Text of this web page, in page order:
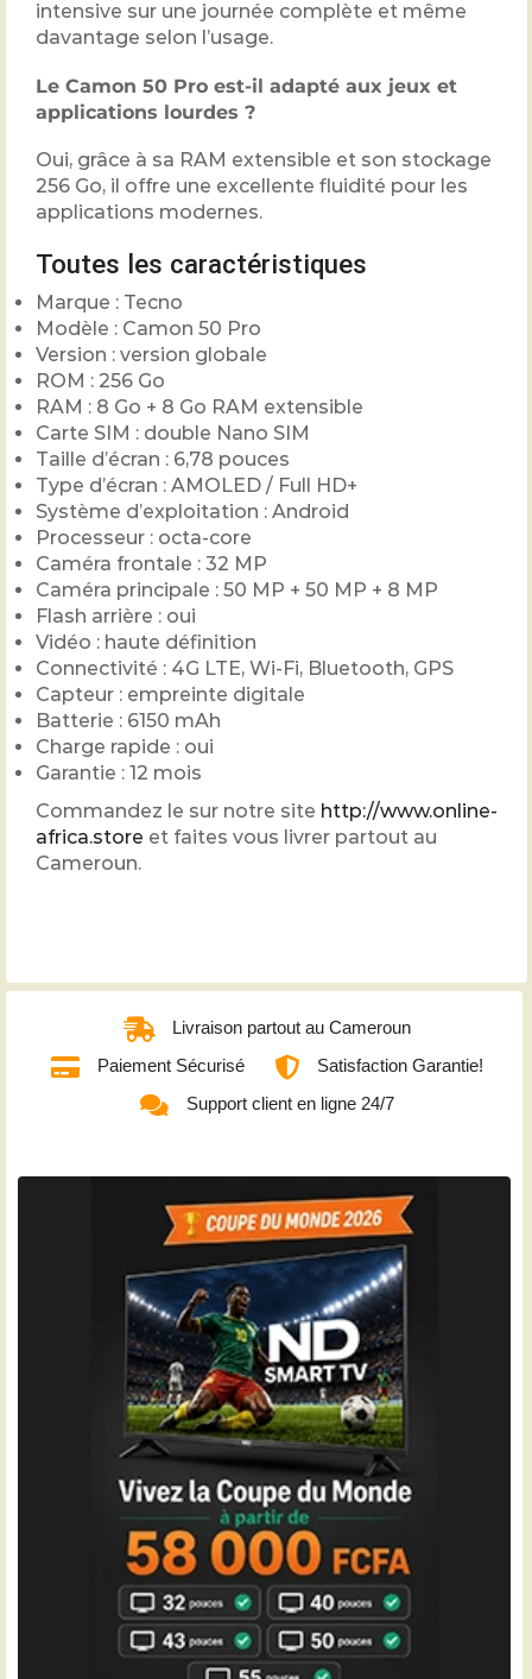
intensive sur une journée complète et même
davantage selon l’usage.
Le Camon 50 Pro est-il adapté aux jeux et
applications lourdes ?
Oui, grâce à sa RAM extensible et son stockage
256 Go, il offre une excellente fluidité pour les
applications modernes.
Toutes les caractéristiques
Marque : Tecno
Modèle : Camon 50 Pro
Version : version globale
ROM : 256 Go
RAM : 8 Go + 8 Go RAM extensible
Carte SIM : double Nano SIM
Taille d’écran : 6,78 pouces
Type d’écran : AMOLED / Full HD+
Système d’exploitation : Android
Processeur : octa-core
Caméra frontale : 32 MP
Caméra principale : 50 MP + 50 MP + 8 MP
Flash arrière : oui
Vidéo : haute définition
Connectivité : 4G LTE, Wi-Fi, Bluetooth, GPS
Capteur : empreinte digitale
Batterie : 6150 mAh
Charge rapide : oui
Garantie : 12 mois
Commandez le sur notre site http://www.online-
africa.store et faites vous livrer partout au
Cameroun.
Livraison partout au Cameroun
Paiement Sécurisé
Satisfaction Garantie!
Support client en ligne 24/7